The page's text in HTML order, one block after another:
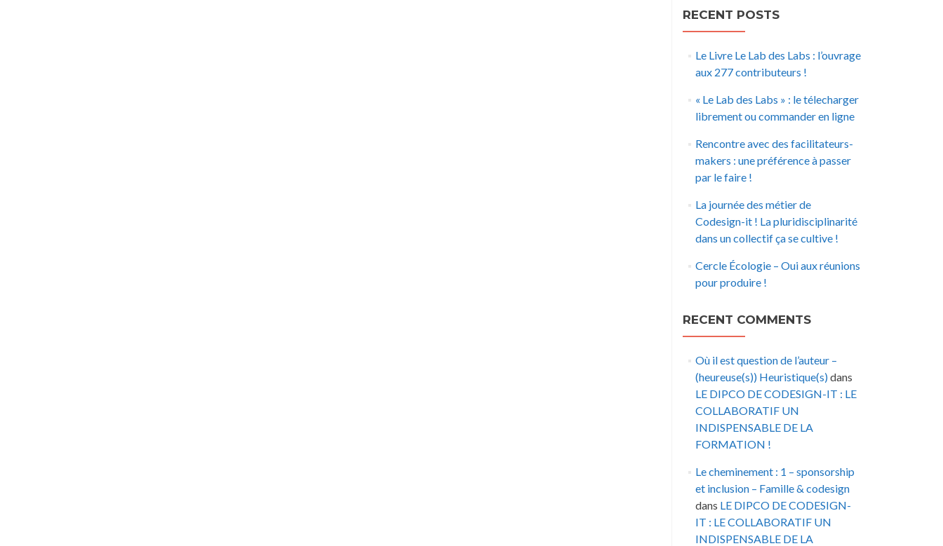
RECENT POSTS
Le Livre Le Lab des Labs : l’ouvrage
aux 277 contributeurs !
« Le Lab des Labs » : le télecharger
librement ou commander en ligne
Rencontre avec des facilitateurs-
makers : une préférence à passer
par le faire !
La journée des métier de
Codesign-it ! La pluridisciplinarité
dans un collectif ça se cultive !
Cercle Écologie – Oui aux réunions
pour produire !
RECENT COMMENTS
Où il est question de l’auteur –
(heureuse(s)) Heuristique(s)dans
LE DIPCO DE CODESIGN-IT : LE
COLLABORATIF UN
INDISPENSABLE DE LA
FORMATION !
Le cheminement : 1 – sponsorship
et inclusion – Famille & codesign
dans LE DIPCO DE CODESIGN-
IT : LE COLLABORATIF UN
INDISPENSABLE DE LA